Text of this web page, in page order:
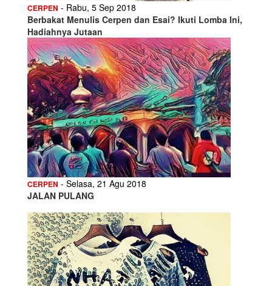
CERPEN - Rabu, 5 Sep 2018
Berbakat Menulis Cerpen dan Esai? Ikuti Lomba Ini,
Hadiahnya Jutaan
CERPEN - Selasa, 21 Agu 2018
JALAN PULANG